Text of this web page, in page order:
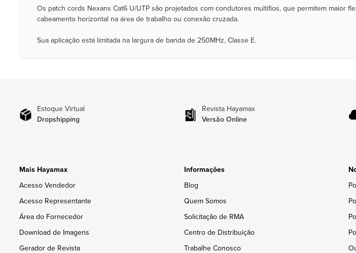
Os patch cords Nexans Cat6 U/UTP são projetados com condutores multifios, que permitem maior
cabeamento horizontal na área de trabalho ou conexão cruzada.
Sua aplicação está limitada na largura de banda de 250MHz, Classe E.
Estoque Virtual
Dropshipping
Revista Hayamax
Versão Online
Mais Hayamax
Acesso Vendedor
Acesso Representante
Área do Fornecedor
Download de Imagens
Gerador de Revista
Informações
Blog
Quem Somos
Solicitação de RMA
Centro de Distribuição
Trabalhe Conosco